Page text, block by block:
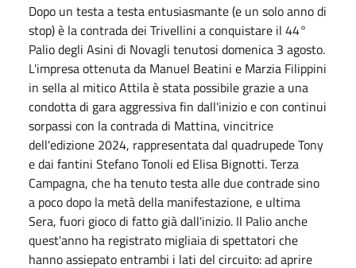
Dopo un testa a testa entusiasmante (e un solo anno di
stop) è la contrada dei Trivellini a conquistare il 44°
Palio degli Asini di Novagli tenutosi domenica 3 agosto.
L'impresa ottenuta da Manuel Beatini e Marzia Filippini
in sella al mitico Attila è stata possibile grazie a una
condotta di gara aggressiva fin dall'inizio e con continui
sorpassi con la contrada di Mattina, vincitrice
dell'edizione 2024, rappresentata dal quadrupede Tony
e dai fantini Stefano Tonoli ed Elisa Bignotti. Terza
Campagna, che ha tenuto testa alle due contrade sino
a poco dopo la metà della manifestazione, e ultima
Sera, fuori gioco di fatto già dall'inizio. Il Palio anche
quest'anno ha registrato migliaia di spettatori che
hanno assiepato entrambi i lati del circuito: ad aprire